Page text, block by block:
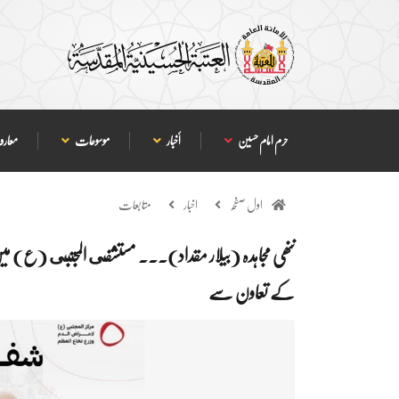
حرم امام حسین أخبار موسوعات
اول صفحہ اخبار متابعات
ننھی مجاہدہ (بیلار مقداد)... مستشفى المجتبى
کے تعاون سے